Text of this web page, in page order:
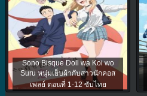
Sono Bisque Doll wa Koi wo
Suru หนุ่มเย็บผ้ากับสาวนักคอส
เพลย์ ตอนที่ 1-12 ซับไทย